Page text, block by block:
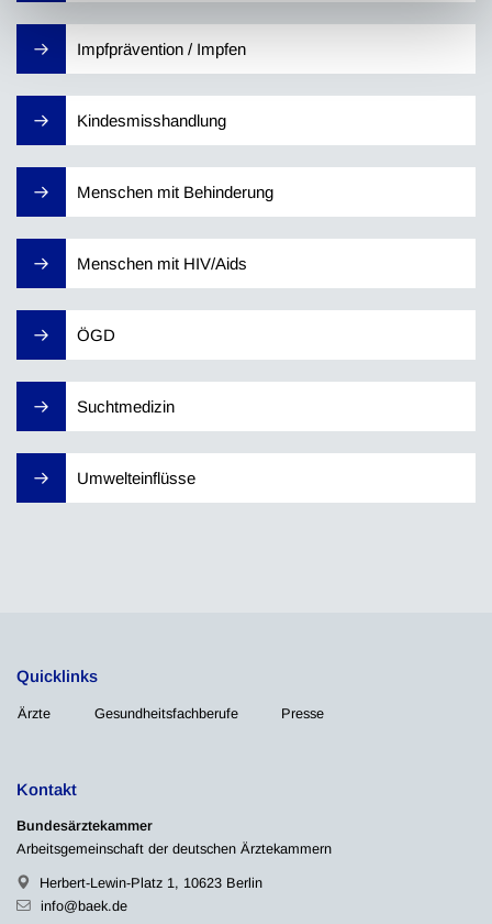
Impfprävention / Impfen
Kindesmisshandlung
Menschen mit Behinderung
Menschen mit HIV/Aids
ÖGD
Suchtmedizin
Umwelteinflüsse
Quicklinks
Ärzte Gesundheitsfachberufe Presse
Kontakt
Bundesärztekammer
Arbeitsgemeinschaft der deutschen Ärztekammern
Herbert-Lewin-Platz 1, 10623 Berlin
info@baek.de